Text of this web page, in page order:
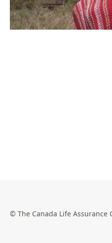
© The Canada Life Assurance